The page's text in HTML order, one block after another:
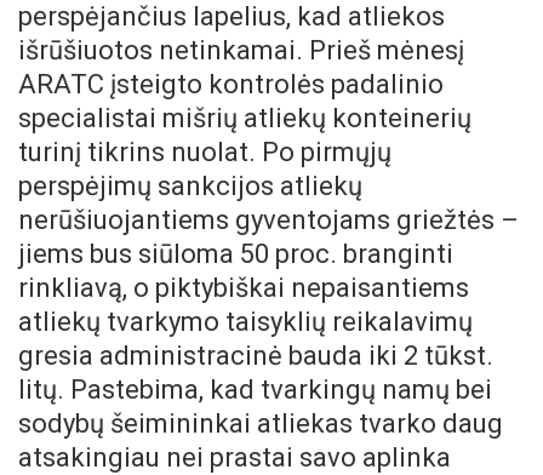
perspėjančius lapelius, kad atliekos
išrūšiuotos netinkamai. Prieš mėnesį
ARATC įsteigto kontrolės padalinio
specialistai mišrių atliekų konteinerių
turinį tikrins nuolat. Po pirmųjų
perspėjimų sankcijos atliekų
nerūšiuojantiems gyventojams griežtės –
jiems bus siūloma 50 proc. branginti
rinkliavą, o piktybiškai nepaisantiems
atliekų tvarkymo taisyklių reikalavimų
gresia administracinė bauda iki 2 tūkst.
litų. Pastebima, kad tvarkingų namų bei
sodybų šeimininkai atliekas tvarko daug
atsakingiau nei prastai savo aplinka